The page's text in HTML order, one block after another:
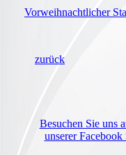
Vorweihnachtlicher
zurück
Besuchen Sie uns
unserer Facebook